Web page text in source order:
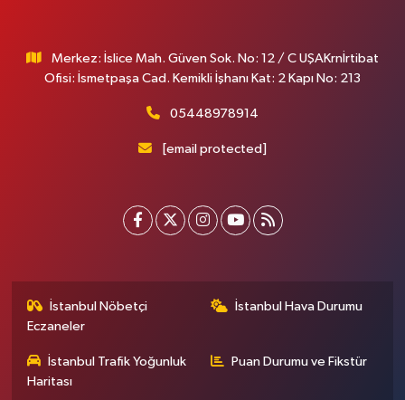
Merkez: İslice Mah. Güven Sok. No: 12 / C UŞAKrnİrtibat
Ofisi: İsmetpaşa Cad. Kemikli İşhanı Kat: 2 Kapı No: 213
05448978914
[email protected]
İstanbul Nöbetçi
Eczaneler
İstanbul Hava Durumu
İstanbul Trafik Yoğunluk
Haritası
Puan Durumu ve Fikstür